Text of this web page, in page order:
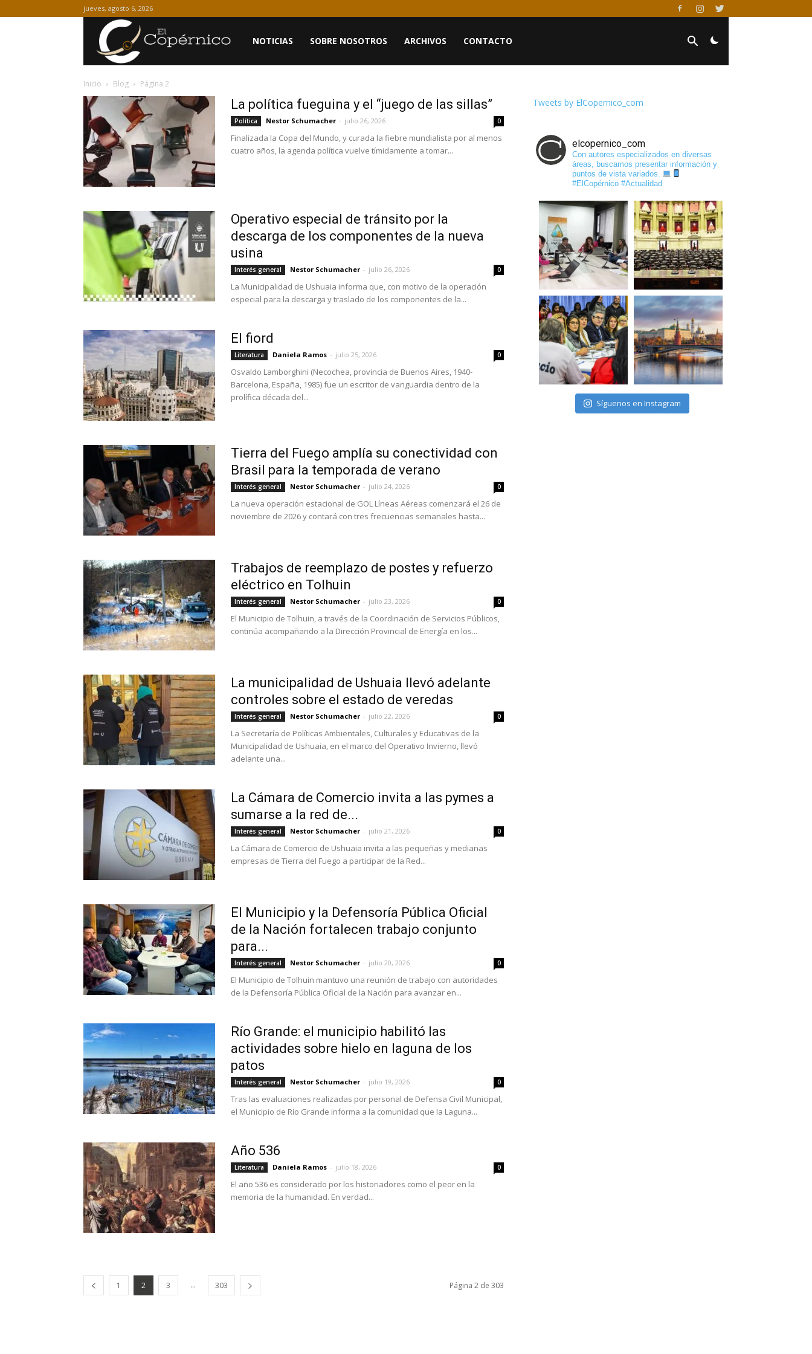
jueves, agosto 6, 2026
NOTICIAS SOBRE NOSOTROS ARCHIVOS CONTACTO
Inicio Blog Página 2
La política fueguina y el “juego de las sillas”
Política Nestor Schumacher - julio 26, 2026 0
Finalizada la Copa del Mundo, y curada la fiebre mundialista por al menos
cuatro años, la agenda política vuelve tímidamente a tomar...
Operativo especial de tránsito por la
descarga de los componentes de la nueva
usina
Interés general Nestor Schumacher - julio 26, 2026 0
La Municipalidad de Ushuaia informa que, con motivo de la operación
especial para la descarga y traslado de los componentes de la...
El fiord
Literatura Daniela Ramos - julio 25, 2026 0
Osvaldo Lamborghini (Necochea, provincia de Buenos Aires, 1940-
Barcelona, España, 1985) fue un escritor de vanguardia dentro de la
prolífica década del...
Tierra del Fuego amplía su conectividad con
Brasil para la temporada de verano
Interés general Nestor Schumacher - julio 24, 2026 0
La nueva operación estacional de GOL Líneas Aéreas comenzará el 26 de
noviembre de 2026 y contará con tres frecuencias semanales hasta...
Trabajos de reemplazo de postes y refuerzo
eléctrico en Tolhuin
Interés general Nestor Schumacher - julio 23, 2026 0
El Municipio de Tolhuin, a través de la Coordinación de Servicios Públicos,
continúa acompañando a la Dirección Provincial de Energía en los...
La municipalidad de Ushuaia llevó adelante
controles sobre el estado de veredas
Interés general Nestor Schumacher - julio 22, 2026 0
La Secretaría de Políticas Ambientales, Culturales y Educativas de la
Municipalidad de Ushuaia, en el marco del Operativo Invierno, llevó
adelante una...
La Cámara de Comercio invita a las pymes a
sumarse a la red de...
Interés general Nestor Schumacher - julio 21, 2026 0
La Cámara de Comercio de Ushuaia invita a las pequeñas y medianas
empresas de Tierra del Fuego a participar de la Red...
El Municipio y la Defensoría Pública Oficial
de la Nación fortalecen trabajo conjunto
para...
Interés general Nestor Schumacher - julio 20, 2026 0
El Municipio de Tolhuin mantuvo una reunión de trabajo con autoridades
de la Defensoría Pública Oficial de la Nación para avanzar en...
Río Grande: el municipio habilitó las
actividades sobre hielo en laguna de los
patos
Interés general Nestor Schumacher - julio 19, 2026 0
Tras las evaluaciones realizadas por personal de Defensa Civil Municipal,
el Municipio de Río Grande informa a la comunidad que la Laguna...
Año 536
Literatura Daniela Ramos - julio 18, 2026 0
El año 536 es considerado por los historiadores como el peor en la
memoria de la humanidad. En verdad...
1 2 3 ... 303 Página 2 de 303
Tweets by ElCopernico_com
elcopernico_com
Con autores especializados en diversas
áreas, buscamos presentar información y
puntos de vista variados.
#ElCopérnico #Actualidad
Síguenos en Instagram